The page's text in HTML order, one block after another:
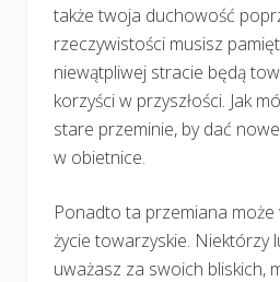
także twoja duchowość
rzeczywistości musisz
niewątpliwej stracie będą
korzyści w przyszłości. Jak
stare przeminie, by dać
w obietnice.
Ponadto ta przemiana może
życie towarzyskie. Niektórzy
uważasz za swoich bliskich,